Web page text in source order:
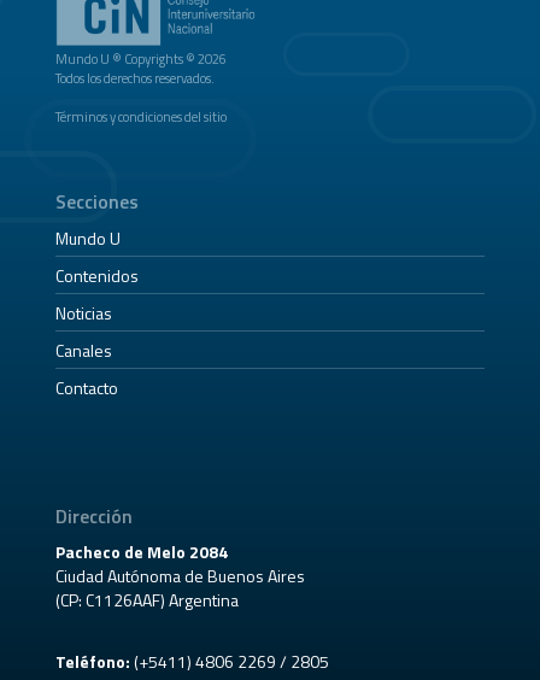
Mundo U ® Copyrights © 2026
Todos los derechos reservados.
Términos y condiciones del sitio
Secciones
Mundo U
Contenidos
Noticias
Canales
Contacto
Dirección
Pacheco de Melo 2084
Ciudad Autónoma de Buenos Aires
(CP: C1126AAF) Argentina
Teléfono:(+5411) 4806 2269 / 2805